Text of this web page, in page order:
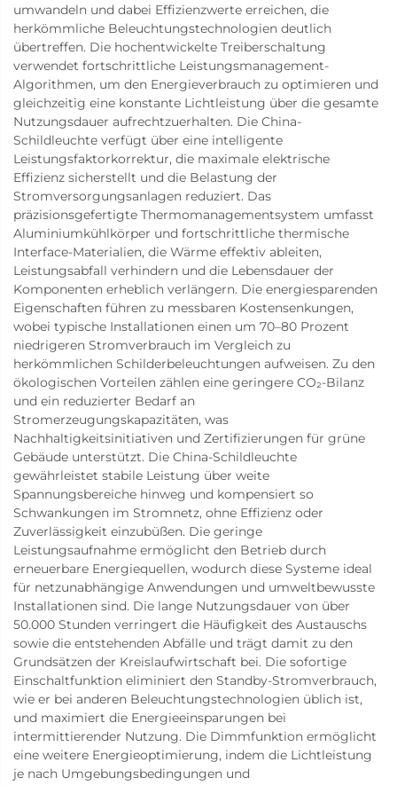
umwandeln und dabei Effizienzwerte erreichen, die
herkömmliche Beleuchtungstechnologien deutlich
übertreffen. Die hochentwickelte Treiberschaltung
verwendet fortschrittliche Leistungsmanagement-
Algorithmen, um den Energieverbrauch zu optimieren und
gleichzeitig eine konstante Lichtleistung über die gesamte
Nutzungsdauer aufrechtzuerhalten. Die China-
Schildleuchte verfügt über eine intelligente
Leistungsfaktorkorrektur, die maximale elektrische
Effizienz sicherstellt und die Belastung der
Stromversorgungsanlagen reduziert. Das
präzisionsgefertigte Thermomanagementsystem umfasst
Aluminiumkühlkörper und fortschrittliche thermische
Interface-Materialien, die Wärme effektiv ableiten,
Leistungsabfall verhindern und die Lebensdauer der
Komponenten erheblich verlängern. Die energiesparenden
Eigenschaften führen zu messbaren Kostensenkungen,
wobei typische Installationen einen um 70–80 Prozent
niedrigeren Stromverbrauch im Vergleich zu
herkömmlichen Schilderbeleuchtungen aufweisen. Zu den
ökologischen Vorteilen zählen eine geringere CO₂-Bilanz
und ein reduzierter Bedarf an
Stromerzeugungskapazitäten, was
Nachhaltigkeitsinitiativen und Zertifizierungen für grüne
Gebäude unterstützt. Die China-Schildleuchte
gewährleistet stabile Leistung über weite
Spannungsbereiche hinweg und kompensiert so
Schwankungen im Stromnetz, ohne Effizienz oder
Zuverlässigkeit einzubüßen. Die geringe
Leistungsaufnahme ermöglicht den Betrieb durch
erneuerbare Energiequellen, wodurch diese Systeme ideal
für netzunabhängige Anwendungen und umweltbewusste
Installationen sind. Die lange Nutzungsdauer von über
50.000 Stunden verringert die Häufigkeit des Austauschs
sowie die entstehenden Abfälle und trägt damit zu den
Grundsätzen der Kreislaufwirtschaft bei. Die sofortige
Einschaltfunktion eliminiert den Standby-Stromverbrauch,
wie er bei anderen Beleuchtungstechnologien üblich ist,
und maximiert die Energieeinsparungen bei
intermittierender Nutzung. Die Dimmfunktion ermöglicht
eine weitere Energieoptimierung, indem die Lichtleistung
je nach Umgebungsbedingungen und